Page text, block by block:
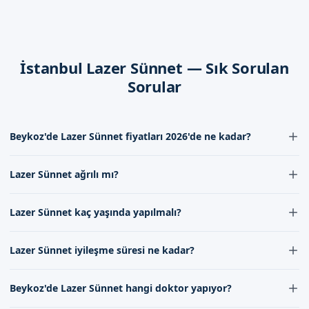
süre içerisinde, sünnet bölgesine gerekli bakımlar yapılarak,
hızlı ve sağlıklı bir iyileşme sağlanır.
Lazer sünnet sonrası, sünnet bölgesine dikkat edilmesi
bölgesinin aşırı sıcağa maruz kalmamasıdır.
İstanbul Beykoz'de Sizi Bekliyoruz
İstanbul Beykoz'da lazer sünnet hizmeti almak isteyen aileler,
Sünnetçim olarak yıllardır güvenle hizmet vermekteyiz.
kanallarımız üzerinden bilgi alabilir ve randevu
İstanbul Lazer Sünnet — Sık Sorulan
Sorular
Beykoz'de Lazer Sünnet fiyatları 2026'de ne kadar?
daha uygun olabilir. Lazer Sünnet fiyatları, işlem için gereken
nedenle iletişimimizden fiyat bilgisi alabilirsiniz.
Lazer Sünnet ağrılı mı?
sırasında lokal anestezi uygulanır, böylece hasta herhangi bir ağrı
kadromuz tarafından güvenle ve konforlu bir şekilde
gerçekleştirilir.
Lazer Sünnet kaç yaşında yapılmalı?
gelişimine bağlıdır. Çoğu durumda, 4 ila 7 yaş arasında yapılan
yardımcı olur. Beykoz'deki doktorumuz, her çocuğun özel
durumunu değerlendirerek uygun yaşı belirler.
Lazer Sünnet iyileşme süresi ne kadar?
hafta arasında değişir. İşlem bölgesinin temizliğine ve
Beykoz'de Lazer Sünnet hangi doktor yapıyor?